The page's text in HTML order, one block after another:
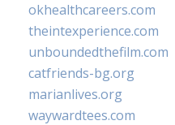
okhealthcareers.com
theintexperience.com
unboundedthefilm.com
catfriends-bg.org
marianlives.org
waywardtees.com